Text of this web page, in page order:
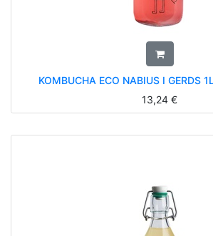
KOMBUCHA ECO NABIUS I GERDS
13,24 €